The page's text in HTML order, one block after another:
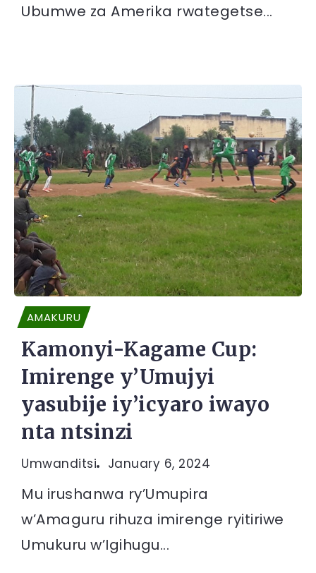
Ubumwe za Amerika rwategetse...
AMAKURU
Kamonyi-Kagame Cup:
Imirenge y’Umujyi
yasubije iy’icyaro iwayo
nta ntsinzi
Umwanditsi January 6, 2024
Mu irushanwa ry’Umupira
w’Amaguru rihuza imirenge ryitiriwe
Umukuru w’Igihugu...